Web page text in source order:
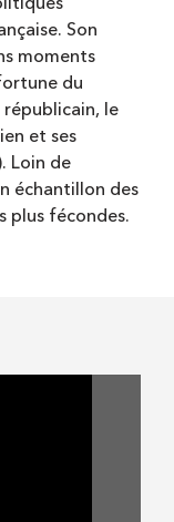
Son
moments
du
le
et ses
Loin de
échantillon des
plus fécondes.